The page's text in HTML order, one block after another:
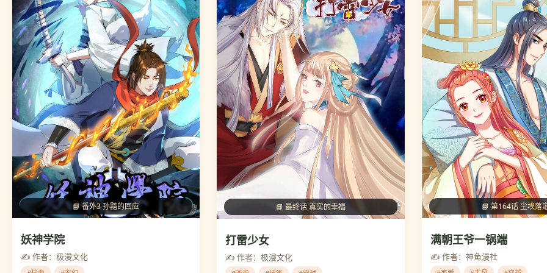
📘 番外3 孙黯的回应
妖神学院
✍️ 作者：极漫文化
📘 最终话 真实的幸福
打雷少女
✍️ 作者：极漫文化
📘 第164话 尘埃落
满朝王爷一锅端
✍️ 作者：神鱼漫社